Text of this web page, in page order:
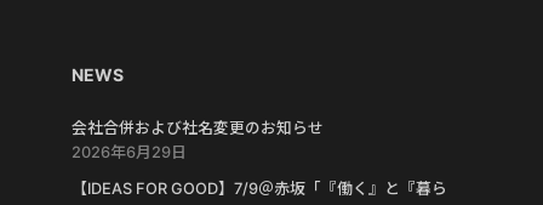
NEWS
会社合併および社名変更のお知らせ
2026年6月29日
【IDEAS FOR GOOD】7/9＠赤坂「『働く』と『暮ら